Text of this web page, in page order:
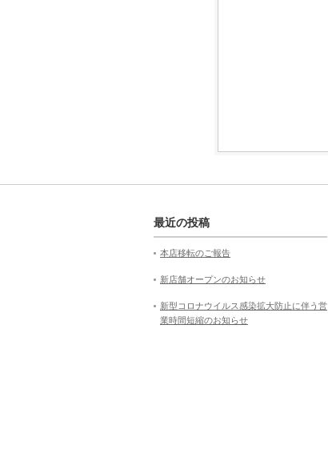
最近の投稿
本店移転のご報告
新店舗オープンのお知らせ
新型コロナウイルス感染拡大防止に伴う営
業時間短縮のお知らせ